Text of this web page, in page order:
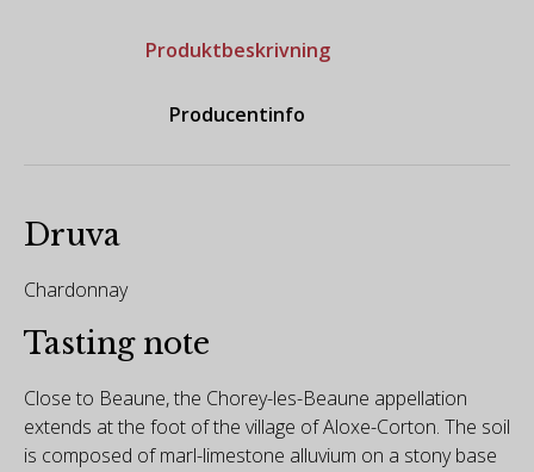
Produktbeskrivning
Producentinfo
Druva
Chardonnay
Tasting note
Close to Beaune, the Chorey-les-Beaune appellation
extends at the foot of the village of Aloxe-Corton. The soil
is composed of marl-limestone alluvium on a stony base